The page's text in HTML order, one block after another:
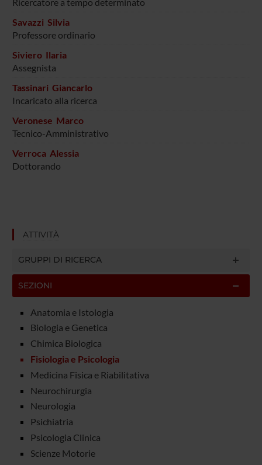
Savazzi Silvia
Professore ordinario
Siviero Ilaria
Assegnista
Tassinari Giancarlo
Incaricato alla ricerca
Veronese Marco
Tecnico-Amministrativo
Verroca Alessia
Dottorando
ATTIVITÀ
GRUPPI DI RICERCA
SEZIONI
Anatomia e Istologia
Biologia e Genetica
Chimica Biologica
Fisiologia e Psicologia
Medicina Fisica e Riabilitativa
Neurochirurgia
Neurologia
Psichiatria
Psicologia Clinica
Scienze Motorie